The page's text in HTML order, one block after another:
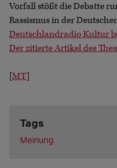
Vorfall stößt die Debatte
Rassismus in der
Deutschlandradio Kultur
Der zitierte Artikel des
[MT]
Tags
Meinung